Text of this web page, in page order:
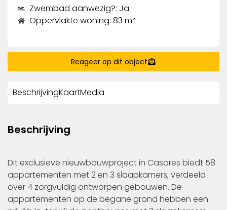
Zwembad aanwezig?: Ja
Oppervlakte woning: 83 m²
Reageer op dit object
BeschrijvingKaartMedia
Beschrijving
Dit exclusieve nieuwbouwproject in Casares biedt 58
appartementen met 2 en 3 slaapkamers, verdeeld
over 4 zorgvuldig ontworpen gebouwen. De
appartementen op de begane grond hebben een